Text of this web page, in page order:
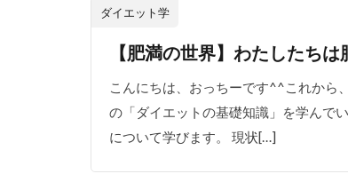
ダイエット学
【肥満の世界】わたしたち
こんにちは、おっちーです^^これから
の「ダイエットの基礎知識」を学んで
について学びます。 現状[…]